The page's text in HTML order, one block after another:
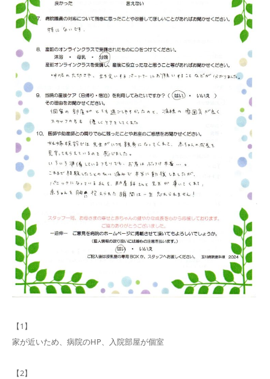
【1】
家が近いため、病院のHP、入院部屋が個室
【2】